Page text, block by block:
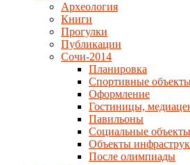
Археология
Книги
Прогулки
Публикации
Сочи-2014
Планировка
Спортивные
Оформление
Гостиницы,
Павильоны
Социальные объекты
Объекты
После олимпиады